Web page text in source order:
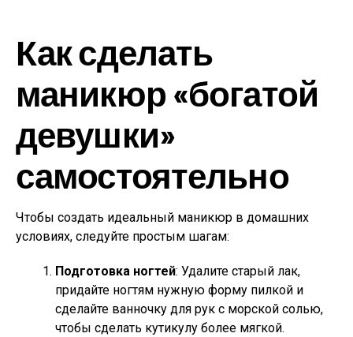
Как сделать
маникюр «богатой
девушки»
самостоятельно
Чтобы создать идеальный маникюр в домашних
условиях, следуйте простым шагам:
Подготовка ногтей: Удалите старый лак,
придайте ногтям нужную форму пилкой и
сделайте ванночку для рук с морской солью,
чтобы сделать кутикулу более мягкой.